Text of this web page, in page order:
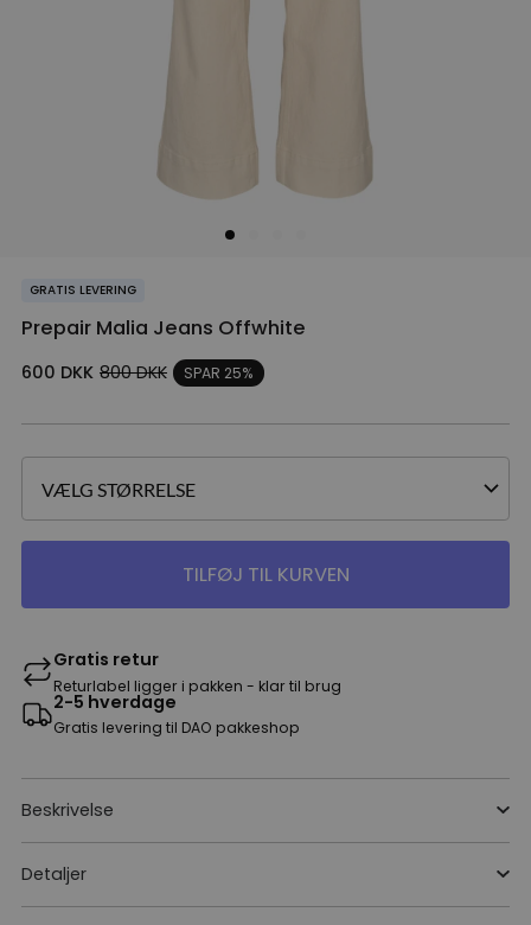
GRATIS LEVERING
Prepair Malia Jeans Offwhite
600 DKK 800DKK SPAR 25%
TILFØJ TIL KURVEN
Gratis retur
Returlabel ligger i pakken - klar til brug
2-5 hverdage
Gratis levering til DAO pakkeshop
Beskrivelse
Detaljer